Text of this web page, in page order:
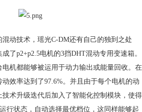
动技术，瑶光C-DM还有自己的独到之处
了p2+p2.5电机的3挡DHT混动专用变速箱。
机都能够被运用于动力输出或能量回收。在
效率达到了97.6%。并且由于每个电机的动
术升级迭代后加入了智能化控制模块，使得
行状态，自动选择最优档位，这同样能够起